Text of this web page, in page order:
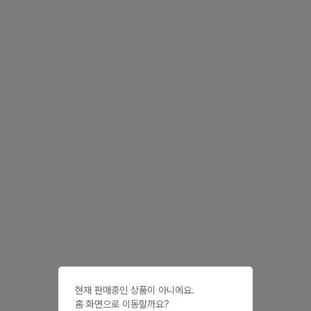
현재 판매중인 상품이 아니에요.
홈 화면으로 이동할까요?